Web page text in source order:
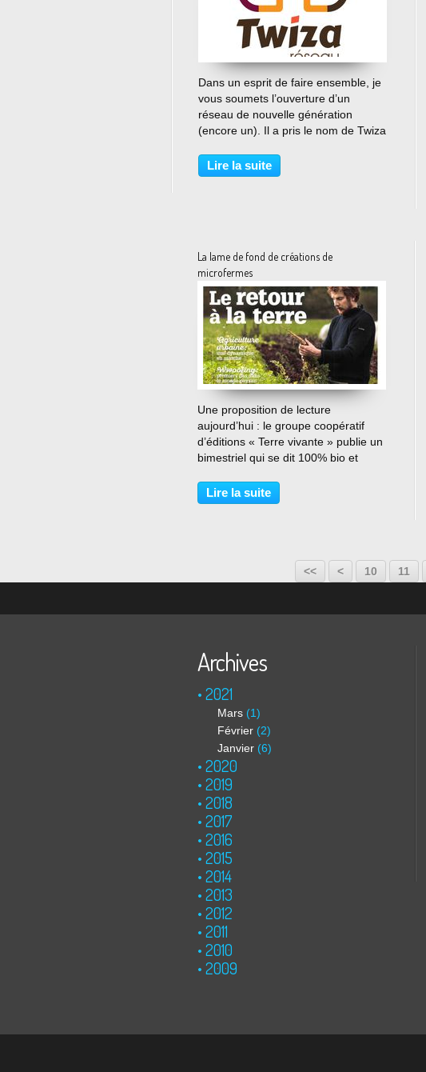
…
Dans un esprit de faire ensemble, je
vous soumets l’ouverture d’un
réseau de nouvelle génération
(encore un). Il a pris le nom de Twiza
des chantiers participatifs en France.
Le site twiza.org rappelle la
Lire la suite
La lame de fond de créations de
microfermes
…
Une proposition de lecture
aujourd’hui : le groupe coopératif
d’éditions « Terre vivante » publie un
bimestriel qui se dit 100% bio et
bio. A le lire, le slogan du 100% est
atteint. Les conseils sont
Lire la suite
<< < 10 11
Archives
2021
Mars (1)
Février (2)
Janvier (6)
2020
2019
2018
2017
2016
2015
2014
2013
2012
2011
2010
2009